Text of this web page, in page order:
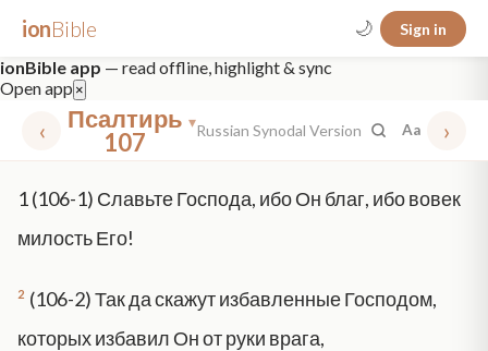
ionBible 🌙 Sign in
ionBible app — read offline, highlight & sync
Open app ×
‹
Псалтирь
107
▾Russian Synodal Version Aa ›
nt faith
1(106-1) Славьте Господа, ибо Он благ, ибо вовек
милость Его!
2 (106-2) Так да скажут избавленные Господом,
которых избавил Он от руки врага,